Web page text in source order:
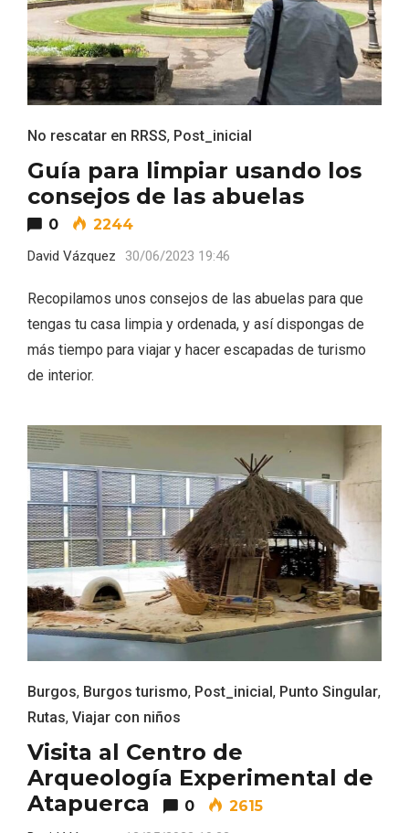
No rescatar en RRSS, Post_inicial
Guía para limpiar usando los
consejos de las abuelas
0 2244
David Vázquez 30/06/2023 19:46
Recopilamos unos consejos de las abuelas para que
tengas tu casa limpia y ordenada, y así dispongas de
más tiempo para viajar y hacer escapadas de turismo
de interior.
Burgos, Burgos turismo, Post_inicial , Punto Singular,
Rutas, Viajar con niños
Visita al Centro de
Arqueología Experimental de
Atapuerca
0 2615
La zonificación como recurso turístico
de la Ruta del Vino de Rueda
IV Edición del Festival de Narración Oral,
Memoria, Tierra y Voz